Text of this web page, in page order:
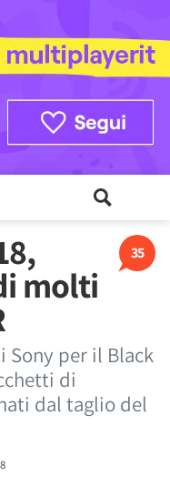
35
molti
per il Black
di
dal taglio del